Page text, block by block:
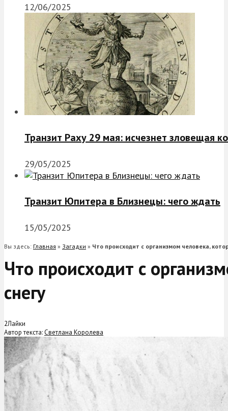
12/06/2025
Транзит Раху 29 мая: исчезнет зловещая
29/05/2025
Транзит Юпитера в Близнецы: чего ждать
15/05/2025
Вы здесь: Главная » Загадки » Что происходит с организмом человека,
Что происходит с
снегу
2Лайки
Автор текста: Светлана Королева